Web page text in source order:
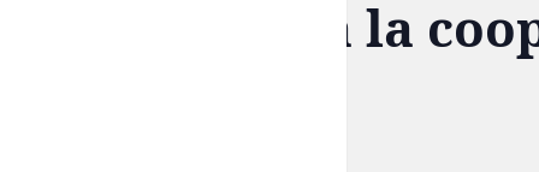
l’éducation à la